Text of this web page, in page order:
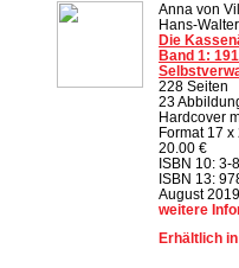
Anna von
Hans-
Die
Band 1:
228 Seiten
23
Hardcover
Format 17 x
20.00 €
ISBN 10: 3-
ISBN 13:
August 2019
weitere
Erhältlich